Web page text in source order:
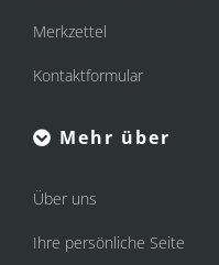
Merkzettel
Kontaktformular
Mehr über
Über uns
Ihre persönliche Seite